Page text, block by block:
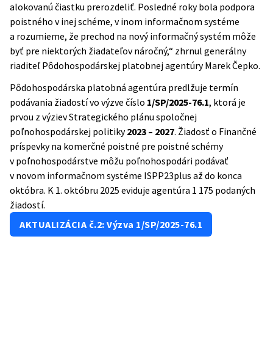
alokovanú čiastku prerozdeliť. Posledné roky bola podpora
poistného v inej schéme, v inom informačnom systéme
a rozumieme, že prechod na nový informačný systém môže
byť pre niektorých žiadateľov náročný,“ zhrnul generálny
riaditeľ Pôdohospodárskej platobnej agentúry Marek Čepko.
Pôdohospodárska platobná agentúra predlžuje termín
podávania žiadostí vo výzve číslo 1/SP/2025-76.1, ktorá je
prvou z výziev Strategického plánu spoločnej
poľnohospodárskej politiky2023 – 2027. Žiadosť o Finančné
príspevky na komerčné poistné pre poistné schémy
v poľnohospodárstve môžu poľnohospodári podávať
v novom informačnom systéme ISPP23plus až do konca
októbra. K 1. októbru 2025 eviduje agentúra 1 175 podaných
žiadostí.
AKTUALIZÁCIA č.2: Výzva 1/SP/2025-76.1